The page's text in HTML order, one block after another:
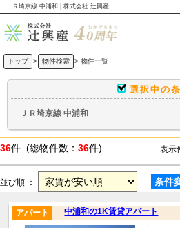
ＪＲ埼京線 中浦和 | 株式会社 辻興産
トップ > 物件検索 > 物件一覧
選択中の
ＪＲ埼京線 中浦和
36件 (総物件数： 36件) 表示
並び順 ： 条件
中浦和の1K賃貸アパート
アパート